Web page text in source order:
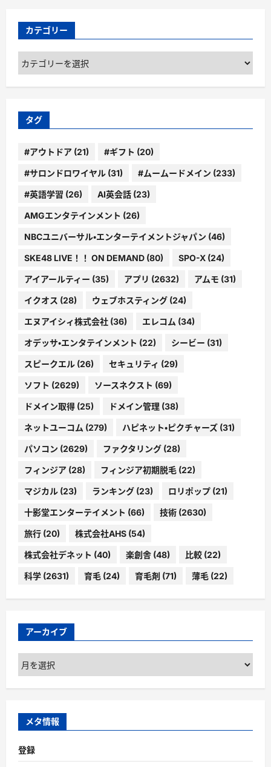
カテゴリー
カ
テ
ゴ
ー
タグ
#アウトドア (21) #ギフト (20)
#サロンドロワイヤル (31) #ムームードメイン (233)
#英語学習 (26) AI英会話 (23)
AMGエンタテインメント (26)
NBCユニバーサル・エンターテイメントジャパン (46)
SKE48 LIVE！！ ON DEMAND (80) SPO-X (24)
アイアールティー (35) アプリ (2632) アムモ (31)
イクオス (28) ウェブホスティング (24)
エヌアイシィ株式会社 (36) エレコム (34)
オデッサ・エンタテインメント (22) シービー (31)
スピークエル (26) セキュリティ (29)
ソフト (2629) ソースネクスト (69)
ドメイン取得 (25) ドメイン管理 (38)
ネットユーコム (279) ハピネット・ピクチャーズ (31)
パソコン (2629) ファクタリング (28)
フィンジア (28) フィンジア初期脱毛 (22)
マジカル (23) ランキング (23) ロリポップ (21)
十影堂エンターテイメント (66) 技術 (2630)
旅行 (20) 株式会社AHS (54)
株式会社デネット (40) 楽創舎 (48) 比較 (22)
科学 (2631) 育毛 (24) 育毛剤 (71) 薄毛 (22)
アーカイブ
ア
ー
カ
ブ
メタ情報
登録